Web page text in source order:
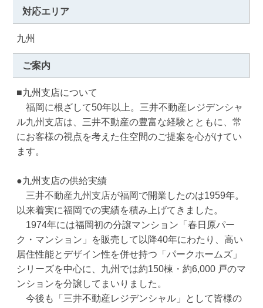
対応エリア
九州
ご案内
■九州支店について
福岡に根ざして50年以上。三井不動産レジデンシャ
ル九州支店は、三井不動産の豊富な経験とともに、常
にお客様の視点を考えた住空間のご提案を心がけてい
ます。
●九州支店の供給実績
三井不動産九州支店が福岡で開業したのは1959年。
以来着実に福岡での実績を積み上げてきました。
1974年には福岡初の分譲マンション「春日原パー
ク・マンション」を販売して以降40年にわたり、高い
居住性能とデザイン性を併せ持つ「パークホームズ」
シリーズを中心に、九州では約150棟・約6,000 戸のマ
ンションを分譲してまいりました。
今後も「三井不動産レジデンシャル」として皆様の